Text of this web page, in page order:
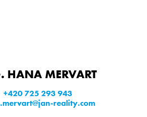
HANA MERVART
+420 725 293 943
reality.com